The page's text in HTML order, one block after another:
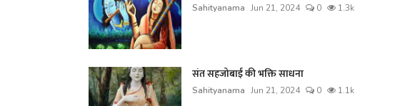
Sahityanama Jun 21, 2024 0 1.3k
संत सहजोबाई की भक्ति साधना
Sahityanama Jun 21, 2024 0 1.1k